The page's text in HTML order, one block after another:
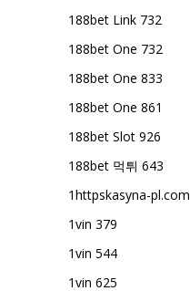
188bet Link 732
188bet One 732
188bet One 833
188bet One 861
188bet Slot 926
188bet 먹튀 643
1httpskasyna-pl.com
1vin 379
1vin 544
1vin 625